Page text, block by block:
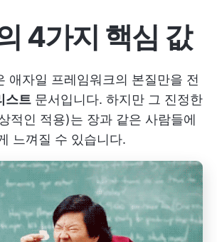
4가지 핵심 값
애자일 프레임워크의 본질만을 전
스트 문서입니다. 하지만 그 진정한
적인 적용)는 장과 같은 사람들에
느껴질 수 있습니다.